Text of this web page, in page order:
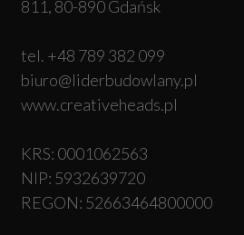
811, 80-890 Gdańsk
tel. +48 789 382 099
biuro@liderbudowlany.pl
www.creativeheads.pl
KRS: 0001062563
NIP: 5932639720
REGON: 52663464800000